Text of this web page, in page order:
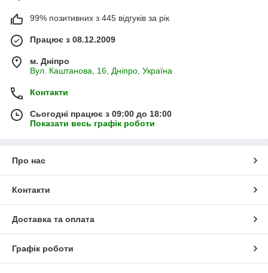
99% позитивних з 445 відгуків за рік
Працює з 08.12.2009
м. Дніпро
Вул. Каштанова, 16, Дніпро, Україна
Контакти
Сьогодні працює з 09:00 до 18:00
Показати весь графік роботи
Про нас
Контакти
Доставка та оплата
Графік роботи